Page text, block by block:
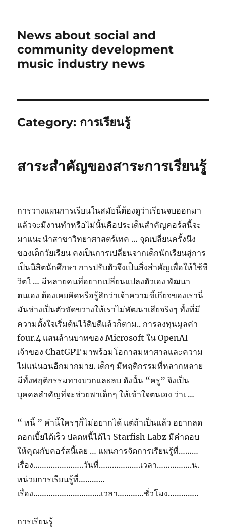
News about social and
community development
music industry news
Category: การเรียนรู้
สาระสำคัญของสาระการเรียนรู้
การวางแผนการเรียนในสมัยนี้ต้องดูว่าเรียนจบออกมา
แล้วจะมีงานทำหรือไม่นั้นคือประเด็นสำคัญคอร์สนี้จะ
มาแนะนำสาขาวิทยาศาสตร์เทค … จุดเปลี่ยนครั้งนึง
ของเด็กวัยเรียน คงเป็นการเปลี่ยนจากเด็กนักเรียนสู่การ
เป็นนิสิตนักศึกษา การปรับตัวจึงเป็นสิ่งสำคัญเพื่อให้ใช้ชี
วิตใ … มีหลายคนที่อยากเปลี่ยนแปลงตัวเอง พัฒนา
ตนเอง ต้องเคยคิดหรือรู้สึกว่าเจ้าความขี้เกียจของเรานี่
มันช่างเป็นตัวขัดขวางให้เราไม่พัฒนาเสียจริงๆ ทั้งที่มี
ความตั้งใจเริ่มต้นไว้ดิบดีแล้วก็ตาม.. การลงทุนมูลค่า
four.4 แสนล้านบาทของ Microsoft ใน OpenAI
เจ้าของ ChatGPT มาพร้อมโอกาสมหาศาลและความ
ไม่แน่นอนอีกมากมาย. เด็กๆ มีพฤติกรรมที่หลากหลาย
มีทั้งพฤติกรรมทางบวกและลบ ดังนั้น “ครู” จึงเป็น
บุคคลสำคัญที่จะช่วยพาเด็กๆ ให้เข้าใจตนเอง ว่าเ …
“ หนี้ ” คำนี้ใครๆก็ไม่อยากได้ แต่ถ้าเป็นแล้ว อยากลด
ดอกเบี้ยได้เร็ว ปลดหนี้ได้ไว Starfish Labz มีคำตอบ
ให้คุณกับคอร์สนี้เลย … แผนการจัดการเรียนรู้ที่………
เรื่อง…………………..วันที่……………….เวลา…………….น.
หน่วยการเรียนรู้ที่…………
เรื่อง………………………….เวลา…………ชั่วโมง…………..
การเรียนรู้